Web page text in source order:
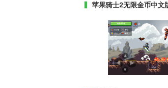
苹果骑士2无限金币中文